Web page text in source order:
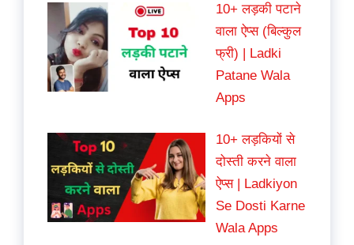
10+ लड़की पटाने
वाला ऐप्स (बिल्कुल
फ्री) | Ladki
Patane Wala
Apps
10+ लड़कियों से
दोस्ती करने वाला
ऐप्स | Ladkiyon
Se Dosti Karne
Wala Apps